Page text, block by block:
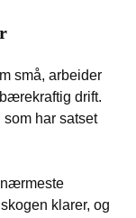
små, arbeider
drift.
har satset
nærmeste
klarer, og